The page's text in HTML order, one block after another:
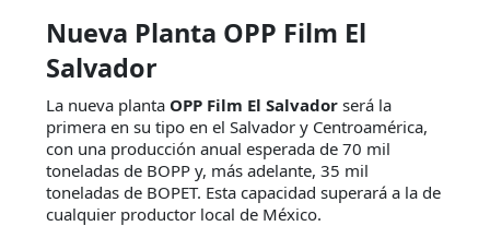
Nueva Planta OPP Film El
Salvador
La nueva planta OPP Film El Salvador será la
primera en su tipo en el Salvador y Centroamérica,
con una producción anual esperada de 70 mil
toneladas de BOPP y, más adelante, 35 mil
toneladas de BOPET. Esta capacidad superará a la de
cualquier productor local de México.